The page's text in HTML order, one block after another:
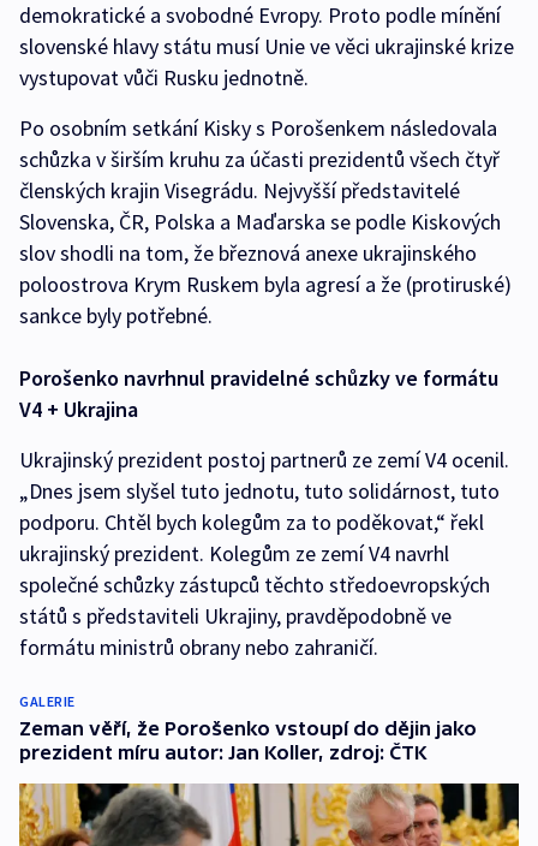
demokratické a svobodné Evropy. Proto podle mínění
slovenské hlavy státu musí Unie ve věci ukrajinské krize
vystupovat vůči Rusku jednotně.
Po osobním setkání Kisky s Porošenkem následovala
schůzka v širším kruhu za účasti prezidentů všech čtyř
členských krajin Visegrádu. Nejvyšší představitelé
Slovenska, ČR, Polska a Maďarska se podle Kiskových
slov shodli na tom, že březnová anexe ukrajinského
poloostrova Krym Ruskem byla agresí a že (protiruské)
sankce byly potřebné.
Porošenko navrhnul pravidelné schůzky ve formátu
V4 + Ukrajina
Ukrajinský prezident postoj partnerů ze zemí V4 ocenil.
„Dnes jsem slyšel tuto jednotu, tuto solidárnost, tuto
podporu. Chtěl bych kolegům za to poděkovat,“ řekl
ukrajinský prezident. Kolegům ze zemí V4 navrhl
společné schůzky zástupců těchto středoevropských
států s představiteli Ukrajiny, pravděpodobně ve
formátu ministrů obrany nebo zahraničí.
GALERIE
Zeman věří, že Porošenko vstoupí do dějin jako
prezident míru autor: Jan Koller, zdroj: ČTK